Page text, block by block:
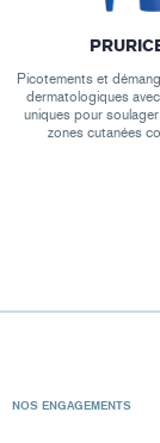
Picotements et
dermatologiques
uniques pour
zones cutanées
NOS ENGAGEMENTS